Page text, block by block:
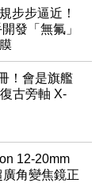
步步逼近！
發「無氟」
！會是旗艦
古旁軸 X-
12-20mm
角變焦鏡正